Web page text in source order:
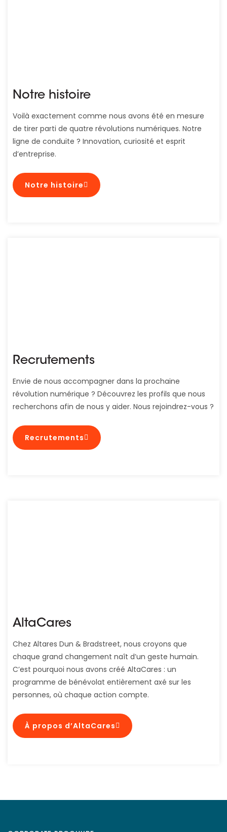
Notre histoire
Voilà exactement comme nous avons été en mesure
de tirer parti de quatre révolutions numériques. Notre
ligne de conduite ? Innovation, curiosité et esprit
d’entreprise.
Notre histoire
Recrutements
Envie de nous accompagner dans la prochaine
révolution numérique ? Découvrez les profils que nous
recherchons afin de nous y aider. Nous rejoindrez-vous ?
Recrutements
AltaCares
Chez Altares Dun & Bradstreet, nous croyons que
chaque grand changement naît d’un geste humain.
C’est pourquoi nous avons créé AltaCares : un
programme de bénévolat entièrement axé sur les
personnes, où chaque action compte.
À propos d’AltaCares